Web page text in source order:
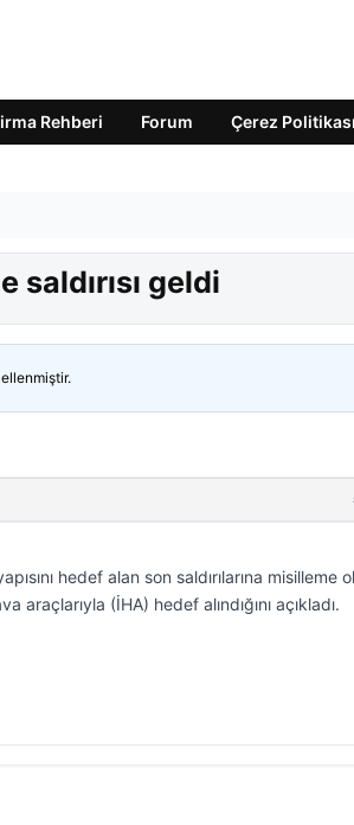
Rehberi Forum Çerez Politikası
saldırısı geldi
hedef alan son saldırılarına misilleme
(İHA) hedef alındığını açıkladı.